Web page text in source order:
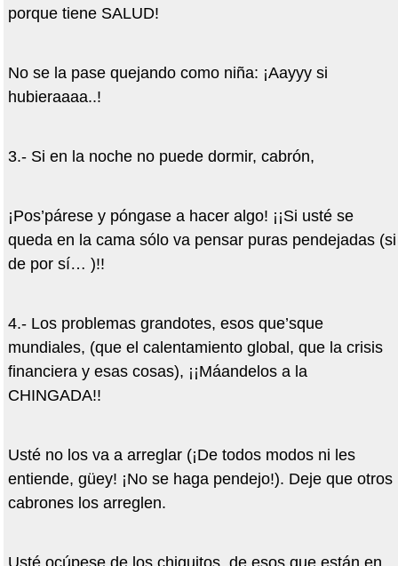
porque tiene SALUD!
No se la pase quejando como niña: ¡Aayyy si
hubieraaaa..!
3.- Si en la noche no puede dormir, cabrón,
¡Pos’párese y póngase a hacer algo! ¡¡Si usté se
queda en la cama sólo va pensar puras pendejadas (si
de por sí… )!!
4.- Los problemas grandotes, esos que’sque
mundiales, (que el calentamiento global, que la crisis
financiera y esas cosas), ¡¡Máandelos a la
CHINGADA!!
Usté no los va a arreglar (¡De todos modos ni les
entiende, güey! ¡No se haga pendejo!). Deje que otros
cabrones los arreglen.